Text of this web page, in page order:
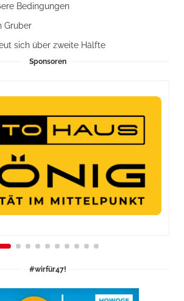
Bedingungen
Gruber
sich über zweite Hälfte
Sponsoren
#wirfür47!